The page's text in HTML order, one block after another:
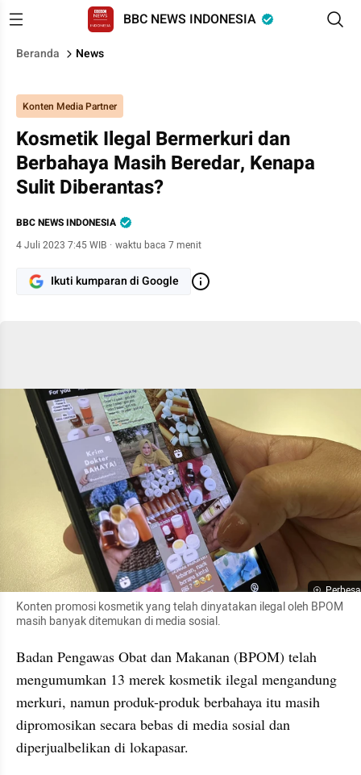
BBC NEWS INDONESIA
Beranda News
Konten Media Partner
Kosmetik Ilegal Bermerkuri dan
Berbahaya Masih Beredar, Kenapa
Sulit Diberantas?
BBC NEWS INDONESIA
4 Juli 2023 7:45 WIB · waktu baca 7 menit
Ikuti kumparan di Google
Konten promosi kosmetik yang telah dinyatakan ilegal oleh BPOM
masih banyak ditemukan di media sosial.
Badan Pengawas Obat dan Makanan (BPOM) telah
mengumumkan 13 merek kosmetik ilegal mengandung
merkuri, namun produk-produk berbahaya itu masih
dipromosikan secara bebas di media sosial dan
diperjualbelikan di lokapasar.